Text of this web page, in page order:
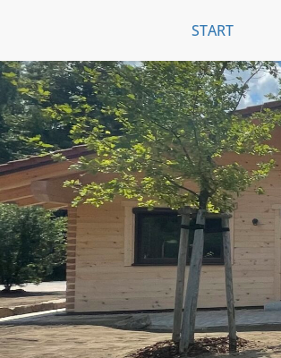
START